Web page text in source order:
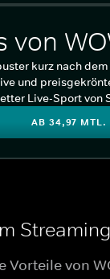
von
kurz nach dem
und
Live-Sport von
AB 34,97 MTL.
Vorteile von